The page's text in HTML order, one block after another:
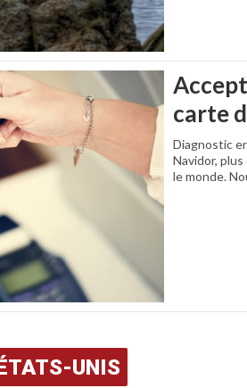
carte
Diagnostic
Navidor,
le monde.
UNIS